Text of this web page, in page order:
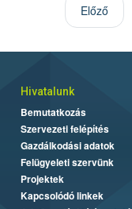
Előző
Hivatalunk
Bemutatkozás
Szervezeti felépítés
Gazdálkodási adatok
Felügyeleti szervünk
Projektek
Kapcsolódó linkek